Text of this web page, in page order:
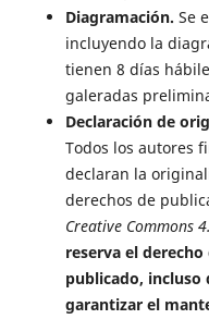
Diagramación. Se
incluyendo la
tienen 8 días
galeradas
Declaración de
Todos los autores
declaran la
derechos de
Creative Commons
reserva el
publicado, incluso
garantizar el